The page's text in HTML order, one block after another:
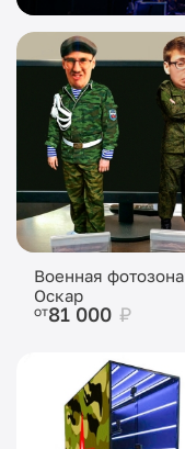
Военная фотозона
Оскар
от81 000 ₽